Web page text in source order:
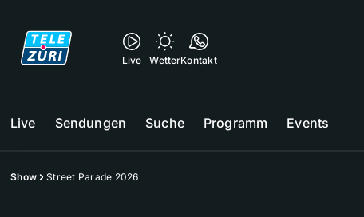
Live WetterKontakt
Live Sendungen Suche Programm Events
Show Street Parade 2026